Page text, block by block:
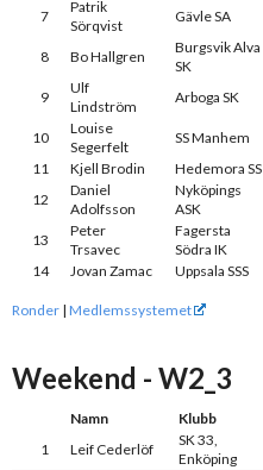
7
Patrik
Sörqvist
Gävle SA
8 Bo Hallgren
Burgsvik Alva
SK
9
Ulf
Lindström
Arboga SK
10
Louise
Segerfelt
SS Manhem
11
Kjell Brodin Hedemora SS
12
Daniel
Adolfsson
Nyköpings
ASK
13
Peter
Trsavec
Fagersta
Södra IK
14
Jovan Zamac Uppsala SSS
Ronder | Medlemssystemet
Weekend - W2_3
Namn Klubb
1
Leif Cederlöf
SK 33,
Enköping